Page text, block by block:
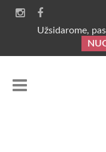
Užsidarome,